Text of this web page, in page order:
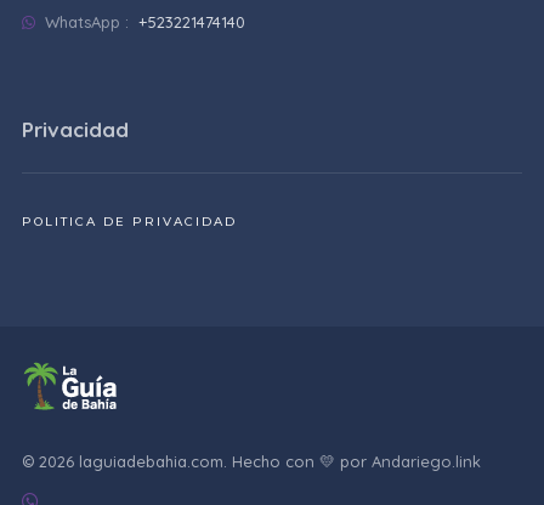
WhatsApp : +523221474140
Privacidad
POLITICA DE PRIVACIDAD
© 2026 laguiadebahia.com. Hecho con 💛 por Andariego.link